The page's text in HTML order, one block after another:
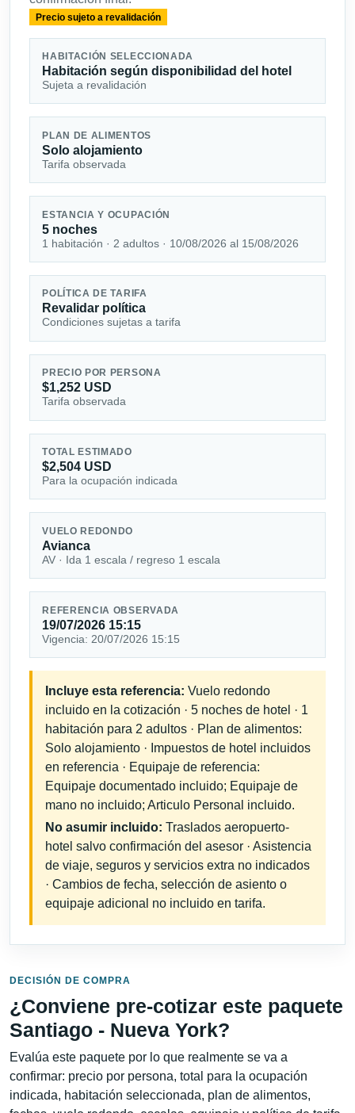
Precio sujeto a revalidación
HABITACIÓN SELECCIONADA
Habitación según disponibilidad del hotel
Sujeta a revalidación
PLAN DE ALIMENTOS
Solo alojamiento
Tarifa observada
ESTANCIA Y OCUPACIÓN
5 noches
1 habitación · 2 adultos · 10/08/2026 al 15/08/2026
POLÍTICA DE TARIFA
Revalidar política
Condiciones sujetas a tarifa
PRECIO POR PERSONA
$1,252 USD
Tarifa observada
TOTAL ESTIMADO
$2,504 USD
Para la ocupación indicada
VUELO REDONDO
Avianca
AV · Ida 1 escala / regreso 1 escala
REFERENCIA OBSERVADA
19/07/2026 15:15
Vigencia: 20/07/2026 15:15
Incluye esta referencia: Vuelo redondo
incluido en la cotización · 5 noches de hotel · 1
habitación para 2 adultos · Plan de alimentos:
Solo alojamiento · Impuestos de hotel incluidos
en referencia · Equipaje de referencia:
Equipaje documentado incluido; Equipaje de
mano no incluido; Articulo Personal incluido.
No asumir incluido: Traslados aeropuerto-
hotel salvo confirmación del asesor · Asistencia
de viaje, seguros y servicios extra no indicados
· Cambios de fecha, selección de asiento o
equipaje adicional no incluido en tarifa.
DECISIÓN DE COMPRA
¿Conviene pre-cotizar este paquete
Santiago - Nueva York?
Evalúa este paquete por lo que realmente se va a
confirmar: precio por persona, total para la ocupación
indicada, habitación seleccionada, plan de alimentos,